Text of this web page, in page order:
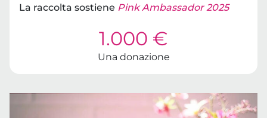
La raccolta sostiene Pink Ambassador 2025
1.000 €
Una donazione